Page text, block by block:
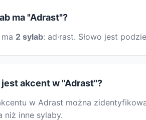
ma "Adrast"?
2 sylab: ad·rast. Słowo jest
jest akcent w "Adrast"?
w Adrast można
niż inne sylaby.